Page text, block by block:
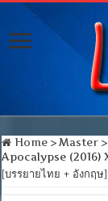
Home > Master >
Apocalypse (2016)
[บรรยายไทย + อังกฤ